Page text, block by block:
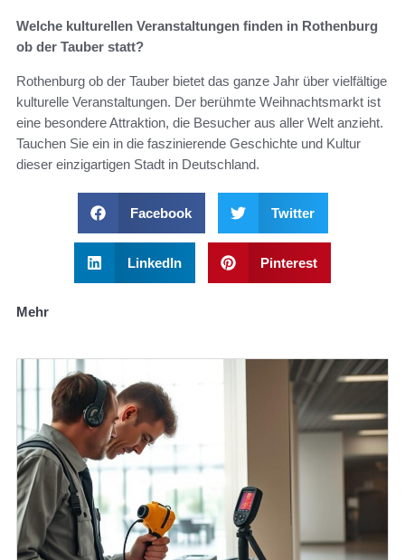
Welche kulturellen Veranstaltungen finden in Rothenburg
ob der Tauber statt?
Rothenburg ob der Tauber bietet das ganze Jahr über vielfältige
kulturelle Veranstaltungen. Der berühmte Weihnachtsmarkt ist
eine besondere Attraktion, die Besucher aus aller Welt anzieht.
Tauchen Sie ein in die faszinierende Geschichte und Kultur
dieser einzigartigen Stadt in Deutschland.
Facebook Twitter
LinkedIn Pinterest
Mehr